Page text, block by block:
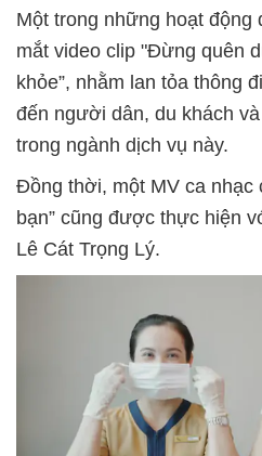
Một trong những hoạt động
mắt video clip "Đừng quên
khỏe”, nhằm lan tỏa thông
đến người dân, du khách
trong ngành dịch vụ này.
Đồng thời, một MV ca nhạc
bạn” cũng được thực hiện
Lê Cát Trọng Lý.